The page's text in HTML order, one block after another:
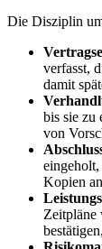
Die Disziplin
verfasst,
damit
bis sie zu
von
Kopien
Zeitpläne